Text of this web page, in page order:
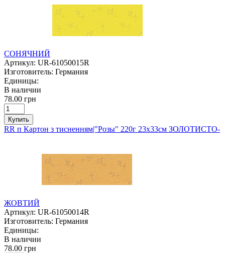
СОНЯЧНИЙ
Артикул: UR-61050015R
Изготовитель: Германия
Единицы:
В наличии
78.00 грн
Купить
RR п Картон з тисненням|"Розы" 220г 23х33см ЗОЛОТИСТО-
ЖОВТИЙ
Артикул: UR-61050014R
Изготовитель: Германия
Единицы:
В наличии
78.00 грн